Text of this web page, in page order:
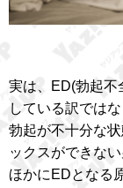
実は、ED(勃起不
している訳では
勃起が不十分な
ックスができな
ほかにEDとなる